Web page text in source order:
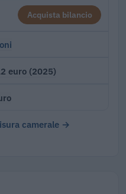
Acquista bilancio
euro (2025)
camerale →